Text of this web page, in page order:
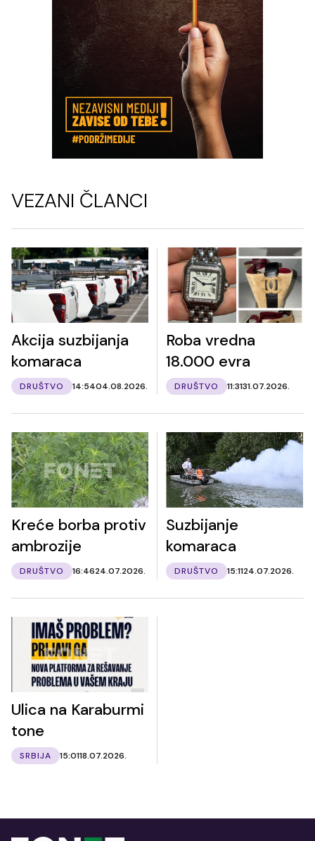
VEZANI ČLANCI
Akcija suzbijanja
komaraca
DRUŠTVO 14:5404.08.2026.
Roba vredna
18.000 evra
DRUŠTVO 11:3131.07.2026.
Kreće borba protiv
ambrozije
DRUŠTVO 16:4624.07.2026.
Suzbijanje
komaraca
DRUŠTVO 15:1124.07.2026.
Ulica na Karaburmi
tone
SRBIJA 15:0118.07.2026.